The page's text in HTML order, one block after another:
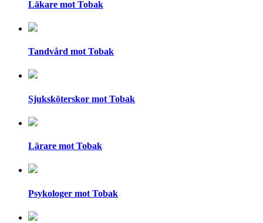
Läkare mot Tobak
Tandvård mot Tobak
Sjuksköterskor mot Tobak
Lärare mot Tobak
Psykologer mot Tobak